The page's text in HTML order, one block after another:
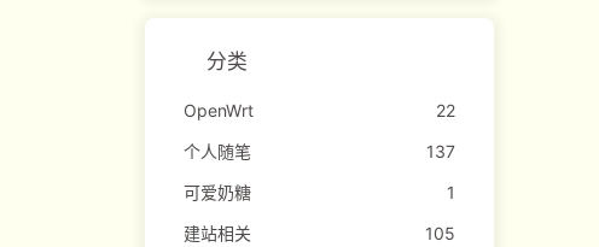
分类
OpenWrt
22
个人随笔
137
可爱奶糖
1
建站相关
105